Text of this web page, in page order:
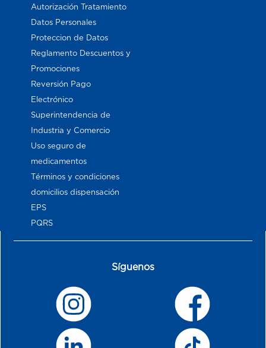
Autorización Tratamiento
Datos Personales
Proteccion de Datos
Reglamento Descuentos y
Promociones
Reversión Pago
Electrónico
Superintendencia de
Industria y Comercio
Uso seguro de
medicamentos
Términos y condiciones
domicilios dispensación
EPS
PQRS
Síguenos